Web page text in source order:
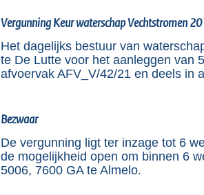
Vergunning Keur waterschap Vechtstromen
Het dagelijks bestuur van
te De Lutte voor het aanleggen van
afvoervak AFV_V/42/21 en deels in
Bezwaar
De vergunning ligt ter inzage tot 6
de mogelijkheid open om binnen 6
5006, 7600 GA te Almelo.